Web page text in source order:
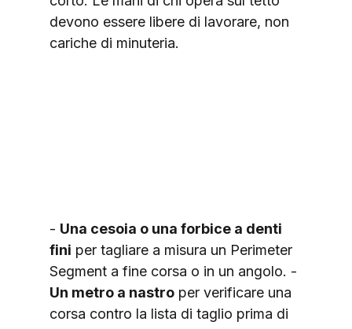
devono essere libere di lavorare, non
cariche di minuteria.
- Una cesoia o una forbice a denti
fini per tagliare a misura un Perimeter
Segment a fine corsa o in un angolo. -
Un metro a nastro per verificare una
corsa contro la lista di taglio prima di